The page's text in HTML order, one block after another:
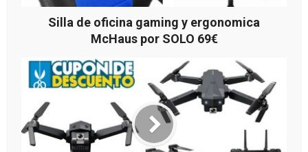
Silla de oficina gaming y ergonomica
McHaus por SOLO 69€